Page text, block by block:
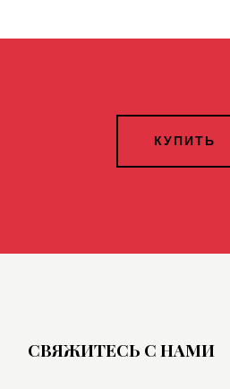
КУПИТЬ
СВЯЖИТЕСЬ С НАМИ